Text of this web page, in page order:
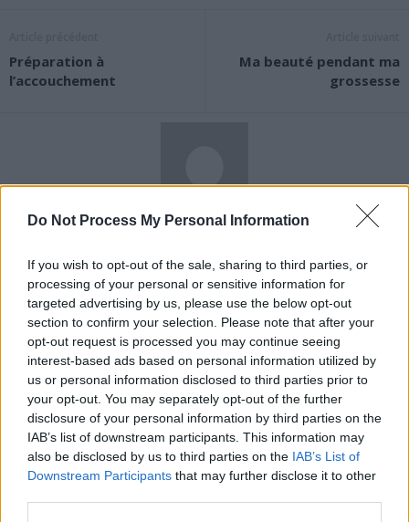
Do Not Process My Personal Information
If you wish to opt-out of the sale, sharing to third parties, or
processing of your personal or sensitive information for
targeted advertising by us, please use the below opt-out
section to confirm your selection. Please note that after your
opt-out request is processed you may continue seeing
interest-based ads based on personal information utilized by
us or personal information disclosed to third parties prior to
your opt-out. You may separately opt-out of the further
disclosure of your personal information by third parties on the
IAB’s list of downstream participants. This information may
also be disclosed by us to third parties on the IAB’s List of
Downstream Participants that may further disclose it to other
Préparation à
l’accouchement
Ma beauté pendant ma
grossesse
News Santé
ARTICLES CONNEXES PLUS DE L'AUTEUR
Santé
Canicule : les conseils
essentiels des
cardiologues pour
éviter le danger
Santé
Éclipse du 12 août :
attention à la pénurie de
lunettes de sécurité
Santé
Un chewing-gum
révolutionnaire pour
combattre le cancer
buccal